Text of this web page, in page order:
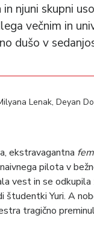
njuni skupni
večnim in
dušo v
Lenak, Deyan
ekstravagantna
pilota v
vest in se
Yuri. A
tragično